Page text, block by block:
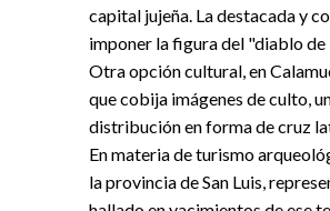
capital jujeña. La destacada y
imponer la figura del "diablo de
Otra opción cultural, en
que cobija imágenes de culto,
distribución en forma de cruz
En materia de turismo
la provincia de San Luis,